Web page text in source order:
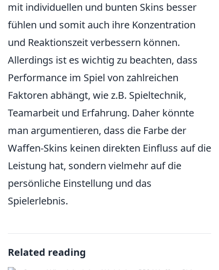
mit individuellen und bunten Skins besser
fühlen und somit auch ihre Konzentration
und Reaktionszeit verbessern können.
Allerdings ist es wichtig zu beachten, dass
Performance im Spiel von zahlreichen
Faktoren abhängt, wie z.B. Spieltechnik,
Teamarbeit und Erfahrung. Daher könnte
man argumentieren, dass die Farbe der
Waffen-Skins keinen direkten Einfluss auf die
Leistung hat, sondern vielmehr auf die
persönliche Einstellung und das
Spielerlebnis.
Related reading